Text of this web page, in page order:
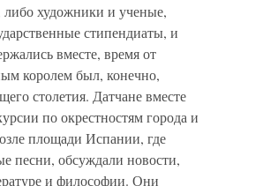
либо художники и ученые,
стипендиаты, и
вместе, время от
королем был, конечно,
столетия. Датчане вместе
по окрестностям города и
площади Испании, где
песни, обсуждали новости,
и философии. Они